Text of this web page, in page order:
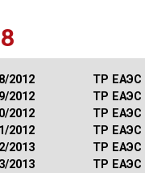
2012
2012
2012
2012
2013
2013
ТР ЕАЭС
ТР ЕАЭС
ТР ЕАЭС
ТР ЕАЭС
ТР ЕАЭС
ТР ЕАЭС